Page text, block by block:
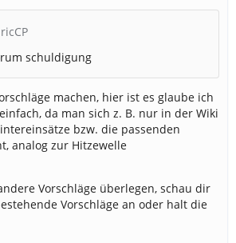
schuldigung
machen, hier ist es glaube ich
da man sich z. B. nur in der Wiki
bzw. die passenden
analog zur Hitzewelle
Vorschläge überlegen, schau dir
Vorschläge an oder halt die